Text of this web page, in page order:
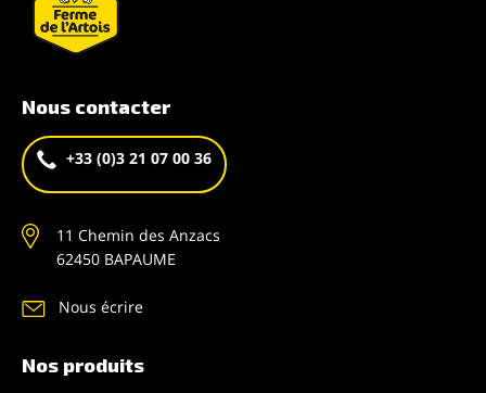
Nous contacter
+33 (0)3 21 07 00 36
11 Chemin des Anzacs
62450 BAPAUME
Nous écrire
Nos produits